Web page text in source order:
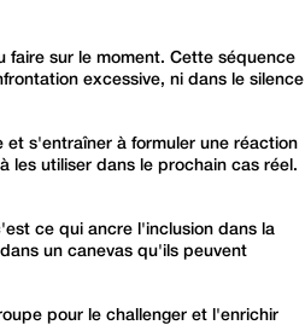
faire sur le moment. Cette séquence
excessive, ni dans le silence
s'entraîner à formuler une réaction
les utiliser dans le prochain cas réel.
ce qui ancre l'inclusion dans la
un canevas qu'ils peuvent
pour le challenger et l'enrichir